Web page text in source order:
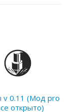
v 0.11 (Мод pro
открыто)